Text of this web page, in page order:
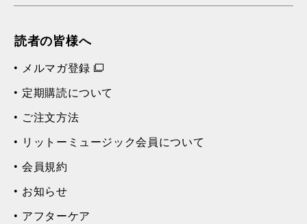
読者の皆様へ
メルマガ登録
定期購読について
ご注文方法
リットーミュージック会員について
会員規約
お知らせ
アフターケア